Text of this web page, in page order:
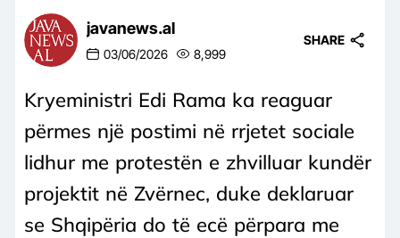
javanews.al
03/06/2026 8,999
SHARE
Kryeministri Edi Rama ka reaguar
përmes një postimi në rrjetet sociale
lidhur me protestën e zhvilluar kundër
projektit në Zvërnec, duke deklaruar
se Shqipëria do të ecë përpara me